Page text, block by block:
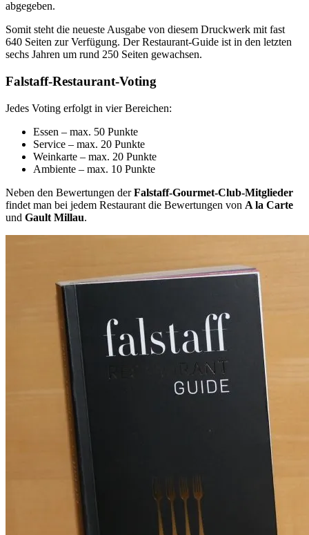
abgegeben.
Somit steht die neueste Ausgabe von diesem Druckwerk mit fast
640 Seiten zur Verfügung. Der Restaurant-Guide ist in den letzten
sechs Jahren um rund 250 Seiten gewachsen.
Falstaff-Restaurant-Voting
Jedes Voting erfolgt in vier Bereichen:
Essen – max. 50 Punkte
Service – max. 20 Punkte
Weinkarte – max. 20 Punkte
Ambiente – max. 10 Punkte
Neben den Bewertungen derFalstaff-Gourmet-Club-Mitglieder
findet man bei jedem Restaurant die Bewertungen von A la Carte
und Gault Millau.